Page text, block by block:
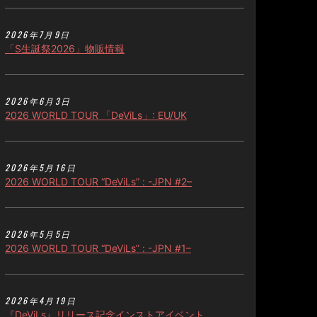
2026年7月9日
「S生誕祭2026」物販情報
2026年6月3日
2026 WORLD TOUR 「DeViLs」: EU/UK
2026年5月16日
2026 WORLD TOUR “DeViLs” : -JPN #2–
2026年5月5日
2026 WORLD TOUR “DeViLs” : -JPN #1–
2026年4月19日
『DeViLs』リリース記念インストアイベント